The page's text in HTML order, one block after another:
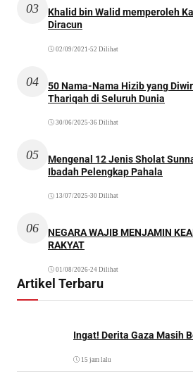
03
Khalid bin Walid memperoleh
Diracun
02/09/2021 •52 Dilihat
04
50 Nama-Nama Hizib yang
Thariqah di Seluruh Dunia
30/06/2025 •36 Dilihat
05
Mengenal 12 Jenis Sholat
Ibadah Pelengkap Pahala
13/07/2025 •30 Dilihat
06
NEGARA WAJIB MENJAMIN
RAKYAT
01/08/2026•24 Dilihat
Artikel Terbaru
Ingat! Derita Gaza Masih
15 jam lalu